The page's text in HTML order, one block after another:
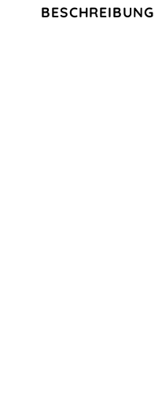
BESCHREIBUNG